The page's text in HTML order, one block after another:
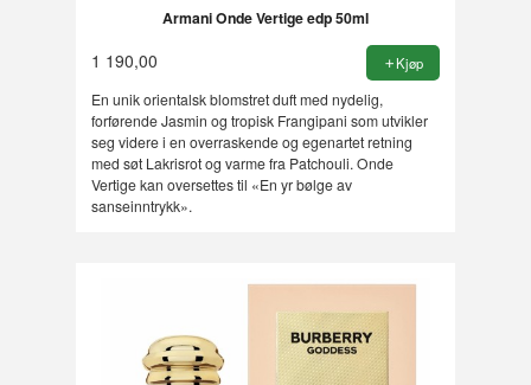
Armani Onde Vertige edp 50ml
1 190,00 Kjøp
En unik orientalsk blomstret duft med nydelig,
forførende Jasmin og tropisk Frangipani som utvikler
seg videre i en overraskende og egenartet retning
med søt Lakrisrot og varme fra Patchouli. Onde
Vertige kan oversettes til «En yr bølge av
sanseinntrykk».